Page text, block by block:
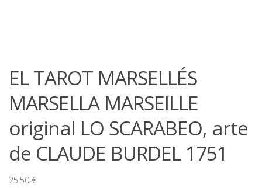
EL TAROT MARSELLÉS
MARSELLA MARSEILLE
original LO SCARABEO, arte
de CLAUDE BURDEL 1751
25.50 €